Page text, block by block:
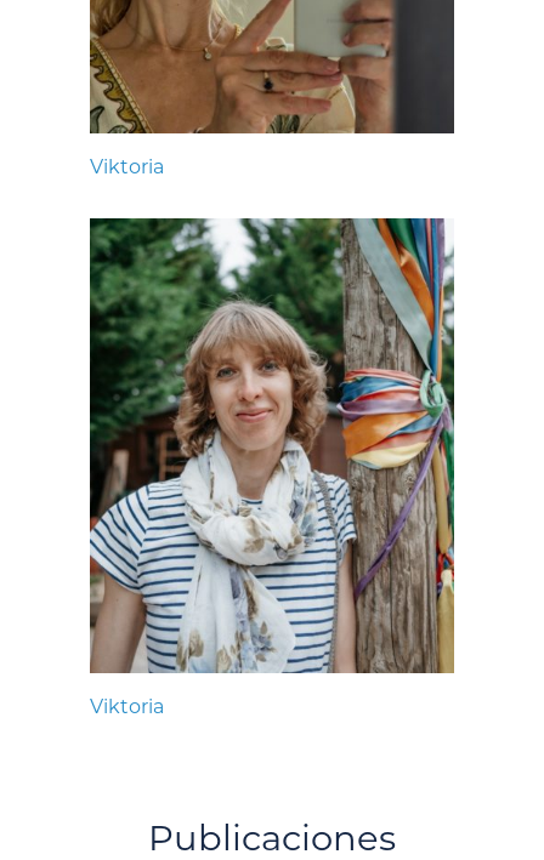
Viktoria
Viktoria
Publicaciones